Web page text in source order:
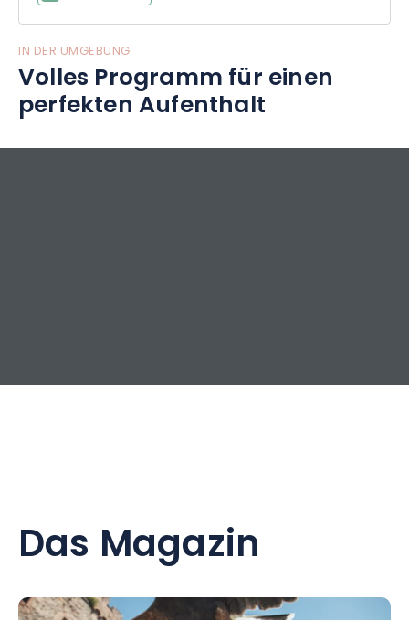
IN DER UMGEBUNG
Volles Programm für einen
perfekten Aufenthalt
Das Magazin